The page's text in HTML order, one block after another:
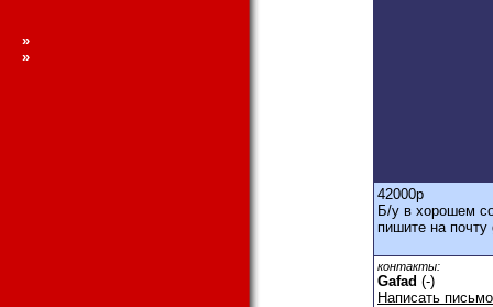
»
»
42000р
Б/у в хорошем
пишите на почту
контакты:
Gafad (-)
Написать письмо